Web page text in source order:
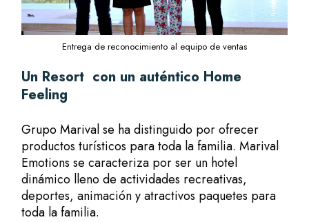
Entrega de reconocimiento al equipo de ventas
Un Resort con un auténtico Home
Feeling
Grupo Marivalse ha distinguido por ofrecer
productos turísticos para toda la familia. Marival
Emotions se caracteriza por ser un hotel
dinámico lleno de actividades recreativas,
deportes, animación y atractivos paquetes para
toda la familia.